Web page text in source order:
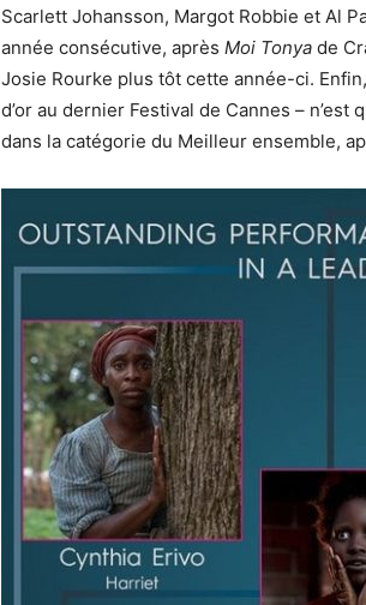
Scarlett Johansson, Margot Robbie et Al
année consécutive, après Moi Tonya de
Josie Rourke plus tôt cette année-ci.
d’or au dernier Festival de Cannes –
dans la catégorie du Meilleur ensemble,